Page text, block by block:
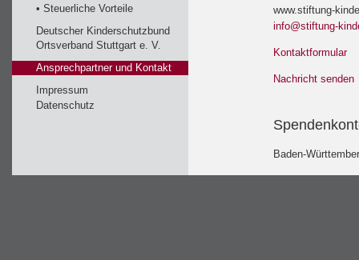
• Steuerliche Vorteile
Deutscher Kinderschutzbund
Ortsverband Stuttgart e. V.
Ansprechpartner und Kontakt
Impressum
Datenschutz
www.stiftung-
info@stiftung-
Kontaktformular
Nachricht senden
Baden-